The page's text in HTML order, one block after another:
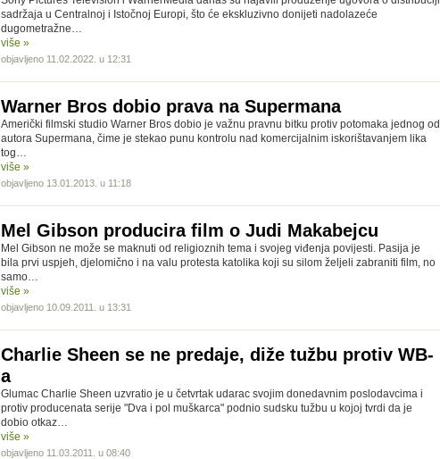
sadržaja u Centralnoj i Istočnoj Europi, što će ekskluzivno donijeti nadolazeće
dugometražne…
više »
objavljeno 11.02.2022. u 12:31
Warner Bros dobio prava na Supermana
Američki filmski studio Warner Bros dobio je važnu pravnu bitku protiv potomaka jednog od
autora Supermana, čime je stekao punu kontrolu nad komercijalnim iskorištavanjem lika
tog…
više »
objavljeno 13.01.2013. u 11:18
Mel Gibson producira film o Judi Makabejcu
Mel Gibson ne može se maknuti od religioznih tema i svojeg viđenja povijesti. Pasija je
bila prvi uspjeh, djelomično i na valu protesta katolika koji su silom željeli zabraniti film, no
samo…
više »
objavljeno 10.09.2011. u 13:31
Charlie Sheen se ne predaje, diže tužbu protiv WB-
a
Glumac Charlie Sheen uzvratio je u četvrtak udarac svojim donedavnim poslodavcima i
protiv producenata serije "Dva i pol muškarca" podnio sudsku tužbu u kojoj tvrdi da je
dobio otkaz…
više »
objavljeno 11.03.2011. u 08:40